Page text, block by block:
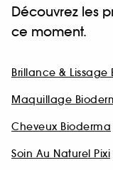
Découvrez les
ce moment.
Brillance & Lissage
Maquillage
Cheveux Bioderma
Soin Au Naturel Pixi